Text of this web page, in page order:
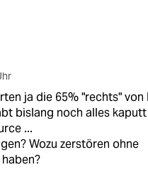
ja die 65% "rechts" von
bislang noch alles
...
Wozu zerstören ohne